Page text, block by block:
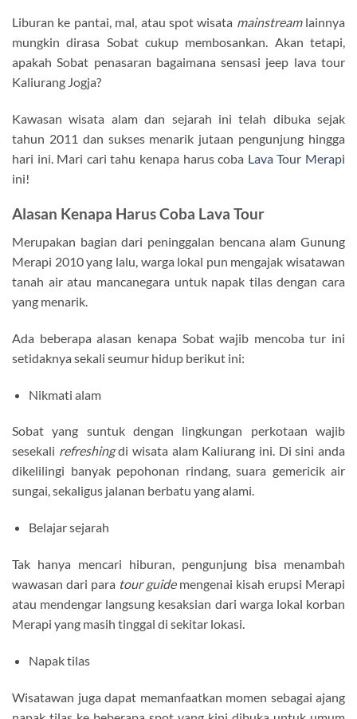
Liburan ke pantai, mal, atau spot wisata mainstreamlainnya
mungkin dirasa Sobat cukup membosankan. Akan tetapi,
apakah Sobat penasaran bagaimana sensasi jeep lava tour
Kaliurang Jogja?
Kawasan wisata alam dan sejarah ini telah dibuka sejak
tahun 2011 dan sukses menarik jutaan pengunjung hingga
hari ini. Mari cari tahu kenapa harus coba Lava Tour Merapi
ini!
Alasan Kenapa Harus Coba Lava Tour
Merupakan bagian dari peninggalan bencana alam Gunung
Merapi 2010 yang lalu, warga lokal pun mengajak wisatawan
tanah air atau mancanegara untuk napak tilas dengan cara
yang menarik.
Ada beberapa alasan kenapa Sobat wajib mencoba tur ini
setidaknya sekali seumur hidup berikut ini:
Nikmati alam
Sobat yang suntuk dengan lingkungan perkotaan wajib
sesekali refreshingdi wisata alam Kaliurang ini. Di sini anda
dikelilingi banyak pepohonan rindang, suara gemericik air
sungai, sekaligus jalanan berbatu yang alami.
Belajar sejarah
Tak hanya mencari hiburan, pengunjung bisa menambah
wawasan dari para tour guidemengenai kisah erupsi Merapi
atau mendengar langsung kesaksian dari warga lokal korban
Merapi yang masih tinggal di sekitar lokasi.
Napak tilas
Wisatawan juga dapat memanfaatkan momen sebagai ajang